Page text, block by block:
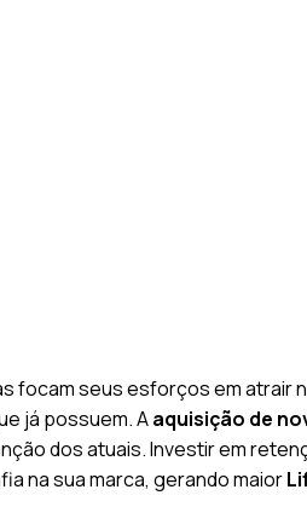
focam seus esforços em
já possuem. Aaquisição de
dos atuais. Investir em
na sua marca, gerando maior